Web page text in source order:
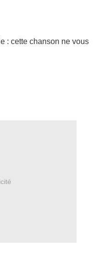
: cette chanson ne vous